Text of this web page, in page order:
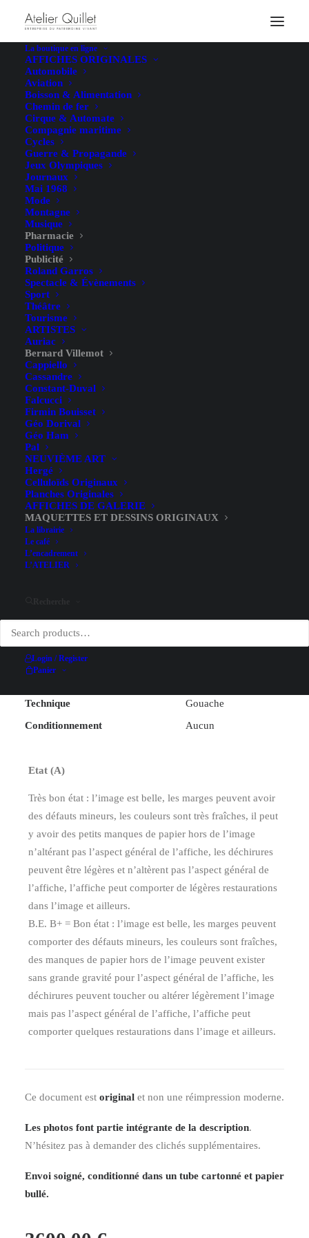
La boutique en ligne
AFFICHES ORIGINALES
Automobile
Aviation
Boisson & Alimentation
Chemin de fer
Cirque & Automate
Compagnie maritime
Cycles
Guerre & Propagande
Jeux Olympiques
Journaux
Mai 1968
Mode
Montagne
Musique
Pharmacie
Politique
Publicité
Roland Garros
Spectacle & Évènements
Sport
Théâtre
Tourisme
ARTISTES
Auriac
Bernard Villemot
Cappiello
Cassandre
Constant-Duval
Falcucci
Firmin Bouisset
Géo Dorival
Géo Ham
Pal
NEUVIÈME ART
Hergé
Celluloïds Originaux
Planches Originales
AFFICHES DE GALERIE
MAQUETTES ET DESSINS ORIGINAUX
La librairie
Le café
L’encadrement
L’ATELIER
Login / Register
Panier
Maquette Originale, Bergasol,
Le Trio d’Amis – Bernard
Villemot – [1975]
Largeur (hors entoilage)
Hauteur (hors entoilage)
Technique
Gouache
Conditionnement
Aucun
Etat (A)
Très bon état : l’image est belle, les marges peuvent avoir
des défauts mineurs, les couleurs sont très fraîches, il peut
y avoir des petits manques de papier hors de l’image
n’altérant pas l’aspect général de l’affiche, les déchirures
peuvent être légères et n’altèrent pas l’aspect général de
l’affiche, l’affiche peut comporter de légères restaurations
dans l’image et ailleurs.
B.E. B+ = Bon état : l’image est belle, les marges peuvent
comporter des défauts mineurs, les couleurs sont fraîches,
des manques de papier hors de l’image peuvent exister
sans grande gravité pour l’aspect général de l’affiche, les
déchirures peuvent toucher ou altérer légèrement l’image
mais pas l’aspect général de l’affiche, l’affiche peut
comporter quelques restaurations dans l’image et ailleurs.
Ce document est original et non une réimpression moderne.
Les photos font partie intégrante de la description.
N’hésitez pas à demander des clichés supplémentaires.
Envoi soigné, conditionné dans un tube cartonné et papier
bullé.